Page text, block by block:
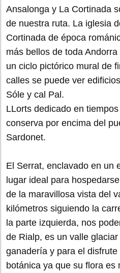
Ansalonga y La Cortinada
de nuestra ruta. La iglesia
Cortinada de época
más bellos de toda
un ciclo pictórico mural de
calles se puede ver
Sóle y cal Pal.
LLorts dedicado en
conserva por encima del
Sardonet.
El Serrat, enclavado en un
lugar ideal para
de la maravillosa vista del
kilómetros siguiendo la
la parte izquierda, nos
de Rialp, es un valle
ganadería y para el
botánica ya que su flora